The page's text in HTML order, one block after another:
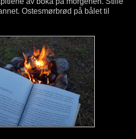
Ostesmørbrød på bålet til